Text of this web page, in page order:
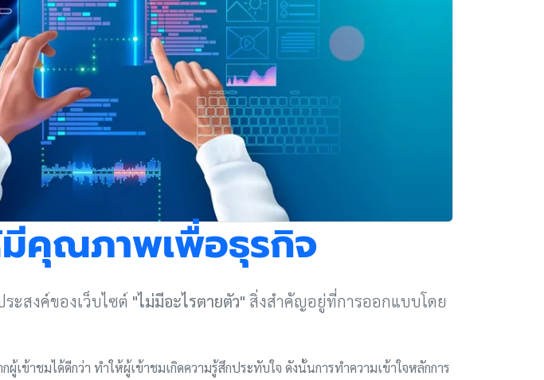
มีคุณภาพเพื่อธุรกิจ
ะสงค์ของเว็บไซต์ "ไม่มีอะไรตายตัว" สิ่งสำคัญอยู่ที่การออกแบบโดย
ข้าชมได้ดีกว่า ทำให้ผู้เข้าชมเกิดความรู้สึกประทับใจ ดังนั้นการทำความเข้าใจหลักการ